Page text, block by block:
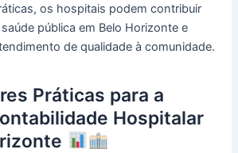
os hospitais podem contribuir
pública em Belo Horizonte e
de qualidade à comunidade.
Práticas para a
Hospitalar